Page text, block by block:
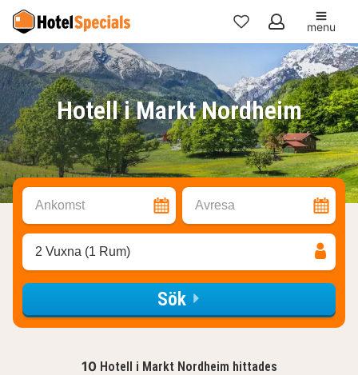
Mina
favoriter
menu
Hotell i Markt Nordheim
Ankomst Avresa
2 Vuxna (1 Rum)
Sök
10 Hotell i Markt Nordheim hittades